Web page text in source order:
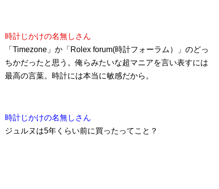
時計じかけの名無しさん
「Timezone」か「Rolex forum(時計フォーラム）」のどっ
ちかだったと思う。俺らみたいな超マニアを言い表すには
最高の言葉。時計には本当に敏感だから。
時計じかけの名無しさん
ジュルヌは5年くらい前に買ったってこと？